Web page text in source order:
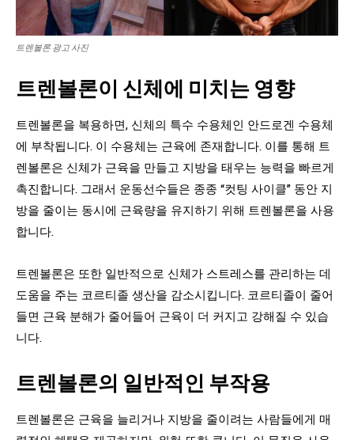
트렌볼론 광고 사진
트렌볼론이 신체에 미치는 영향
트렌볼론을 복용하면, 신체의 특수 수용체인 안드로겐 수용체
에 부착됩니다. 이 수용체는 근육에 존재합니다. 이를 통해 트
렌볼론은 신체가 근육을 만들고 지방을 태우는 능력을 빠르게
촉진합니다. 그래서 운동선수들은 종종 “컷팅 사이클” 동안 지
방을 줄이는 동시에 근육량을 유지하기 위해 트렌볼론을 사용
합니다.
트렌볼론은 또한 일반적으로 신체가 스트레스를 관리하는 데
도움을 주는 코르티졸 생산을 감소시킵니다. 코르티졸이 줄어
들면 근육 분해가 줄어들어 근육이 더 커지고 강해질 수 있습
니다.
트렌볼론의 일반적인 부작용
트렌볼론은 근육을 늘리거나 지방을 줄이려는 사람들에게 매